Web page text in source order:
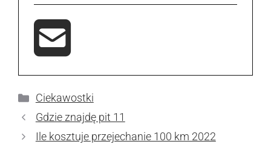
Kategorie
Ciekawostki
Gdzie znajdę pit 11
Ile kosztuje przejechanie 100 km 2022